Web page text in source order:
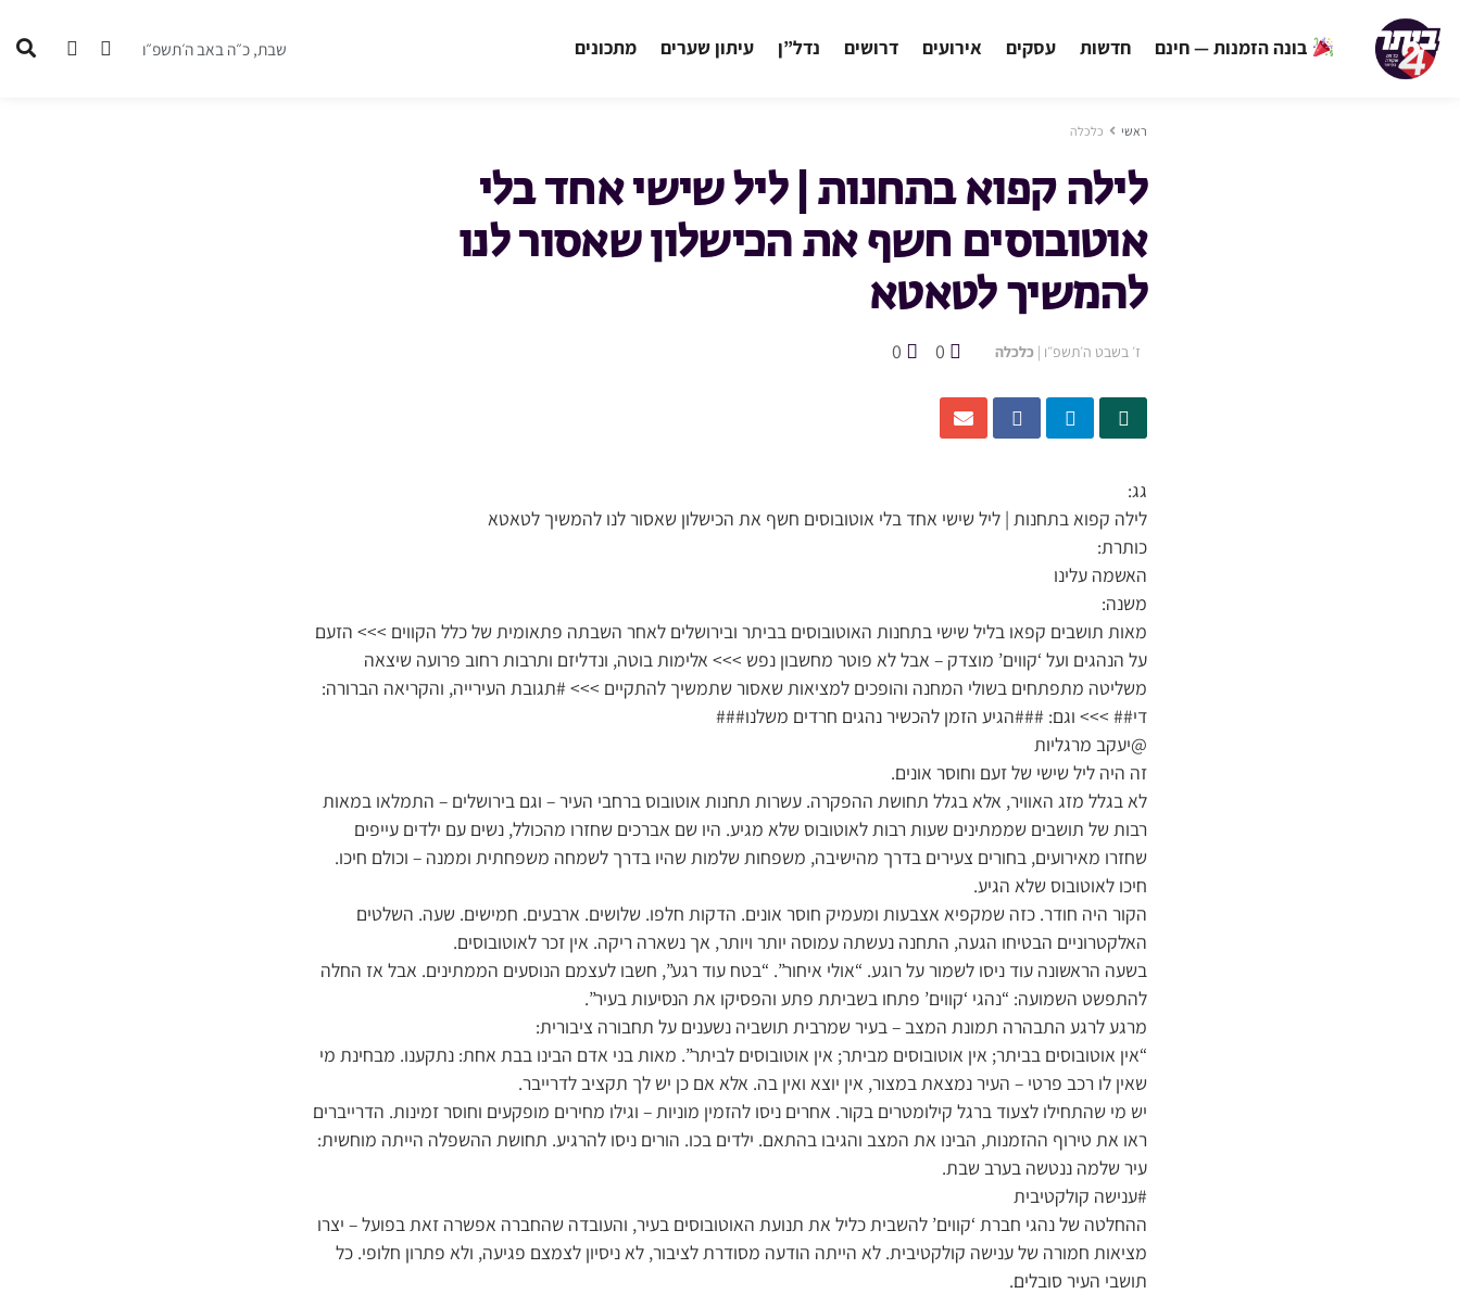
בונה הזמנות — חינם חדשות עסקים אירועים דרושים נדל”ן עיתון שערים מתכונים שבת, כ״ה באב ה׳תשפ״ו
ראשי כלכלה
לילה קפוא בתחנות | ליל שישי אחד בלי
אוטובוסים חשף את הכישלון שאסור לנו
להמשיך לטאטא
ז׳ בשבט ה׳תשפ״ו | כלכלה 0
0
גג:
לילה קפוא בתחנות | ליל שישי אחד בלי אוטובוסים חשף את הכישלון שאסור לנו להמשיך לטאטא
כותרת:
האשמה עלינו
משנה:
מאות תושבים קפאו בליל שישי בתחנות האוטובוסים בביתר ובירושלים לאחר השבתה פתאומית של כלל הקווים >>> הזעם
על הנהגים ועל ‘קווים’ מוצדק – אבל לא פוטר מחשבון נפש >>> אלימות בוטה, ונדליזם ותרבות רחוב פרועה שיצאה
משליטה מתפתחים בשולי המחנה והופכים למציאות שאסור שתמשיך להתקיים >>> #תגובת העירייה, והקריאה הברורה:
די## >>> וגם: ###הגיע הזמן להכשיר נהגים חרדים משלנו###
@יעקב מרגליות
זה היה ליל שישי של זעם וחוסר אונים.
לא בגלל מזג האוויר, אלא בגלל תחושת ההפקרה. עשרות תחנות אוטובוס ברחבי העיר – וגם בירושלים – התמלאו במאות
רבות של תושבים שממתינים שעות רבות לאוטובוס שלא מגיע. היו שם אברכים שחזרו מהכולל, נשים עם ילדים עייפים
שחזרו מאירועים, בחורים צעירים בדרך מהישיבה, משפחות שלמות שהיו בדרך לשמחה משפחתית וממנה – וכולם חיכו.
חיכו לאוטובוס שלא הגיע.
הקור היה חודר. כזה שמקפיא אצבעות ומעמיק חוסר אונים. הדקות חלפו. שלושים. ארבעים. חמישים. שעה. השלטים
האלקטרוניים הבטיחו הגעה, התחנה נעשתה עמוסה יותר ויותר, אך נשארה ריקה. אין זכר לאוטובוסים.
בשעה הראשונה עוד ניסו לשמור על רוגע. “אולי איחור”. “בטח עוד רגע”, חשבו לעצמם הנוסעים הממתינים. אבל אז החלה
להתפשט השמועה: “נהגי ‘קווים’ פתחו בשביתת פתע והפסיקו את הנסיעות בעיר”.
מרגע לרגע התבהרה תמונת המצב – בעיר שמרבית תושביה נשענים על תחבורה ציבורית:
“אין אוטובוסים בביתר; אין אוטובוסים מביתר; אין אוטובוסים לביתר”. מאות בני אדם הבינו בבת אחת: נתקענו. מבחינת מי
שאין לו רכב פרטי – העיר נמצאת במצור, אין יוצא ואין בה. אלא אם כן יש לך תקציב לדרייבר.
יש מי שהתחילו לצעוד ברגל קילומטרים בקור. אחרים ניסו להזמין מוניות – וגילו מחירים מופקעים וחוסר זמינות. הדרייברים
ראו את טירוף ההזמנות, הבינו את המצב והגיבו בהתאם. ילדים בכו. הורים ניסו להרגיע. תחושת ההשפלה הייתה מוחשית:
עיר שלמה ננטשה בערב שבת.
#ענישה קולקטיבית
ההחלטה של נהגי חברת ‘קווים’ להשבית כליל את תנועת האוטובוסים בעיר, והעובדה שהחברה אפשרה זאת בפועל – יצרו
מציאות חמורה של ענישה קולקטיבית. לא הייתה הודעה מסודרת לציבור, לא ניסיון לצמצם פגיעה, ולא פתרון חלופי. כל
תושבי העיר סובלים.